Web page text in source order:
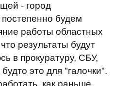
- город
будем
работы областных
результаты будут
в прокуратуру, СБУ,
это для "галочки".
как раньше.